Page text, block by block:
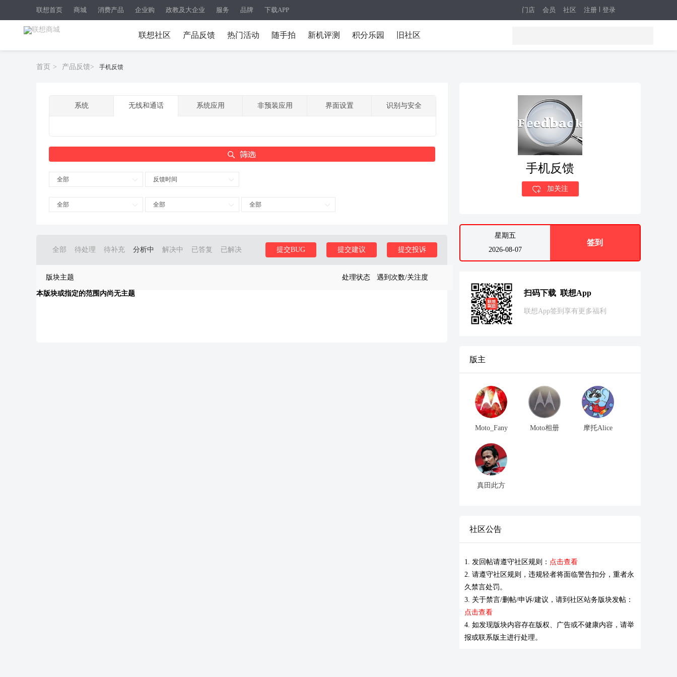
联想首页 商城 消费产品 企业购 政教及大企业 服务 品牌 下载APP 注册 登录
门店 会员 社区
联想社区 产品反馈 热门活动 随手拍 新机评测 积分乐园 旧社区
首页 > 产品反馈> 手机反馈
系统 无线和通话 系统应用 非预装应用 界面设置 识别与安全
全部 反馈时间
全部 全部 全部
全部 待处理 待补充 分析中 解决中 已答复 已解决 提交投诉
提交建议
提交BUG
版块主题 处理状态 遇到次数/关注度
本版块或指定的范围内尚无主题
手机反馈
加关注
星期五
2026-08-07
签到
扫码下载 联想App
联想App签到享有更多福利
版主
Moto_Fany Moto相册 摩托Alice
真田此方
社区公告
1. 发回帖请遵守社区规则： 点击查看
2. 请遵守社区规则，违规轻者将面临警告扣分，重者永
久禁言处罚。
3. 关于禁言/删帖/申诉/建议，请到社区站务版块发帖：
点击查看
4. 如发现版块内容存在版权、广告或不健康内容，请举
报或联系版主进行处理。